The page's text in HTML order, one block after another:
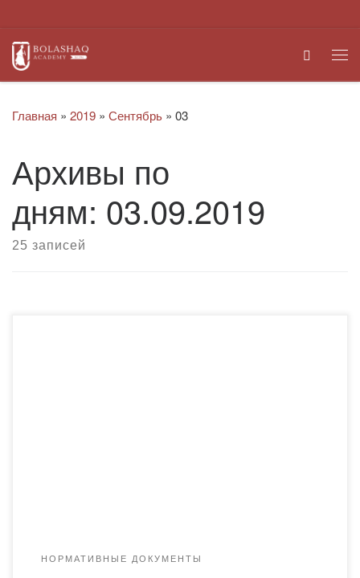
Search
Главная » 2019 » Сентябрь » 03
Архивы по
дням: 03.09.2019
25 записей
НОРМАТИВНЫЕ ДОКУМЕНТЫ